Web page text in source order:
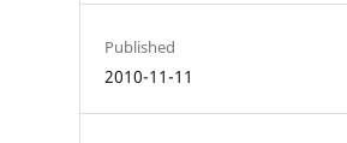
Published
2010-11-11